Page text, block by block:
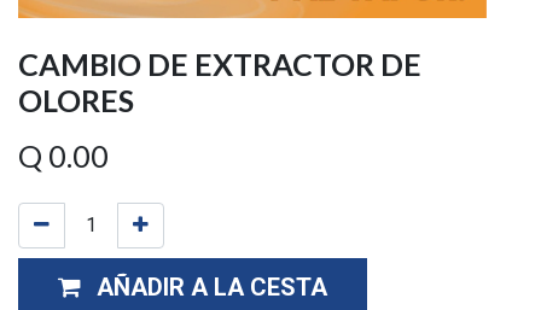
CAMBIO DE EXTRACTOR DE
OLORES
Q 0.00
AÑADIR A LA CESTA